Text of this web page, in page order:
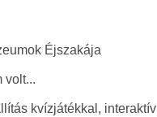
Éjszakája
volt...
kvízjátékkal, interaktív